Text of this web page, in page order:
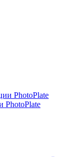
PhotoPlate